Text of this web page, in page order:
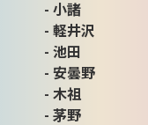
- 小諸
- 軽井沢
- 池田
- 安曇野
- 木祖
- 茅野